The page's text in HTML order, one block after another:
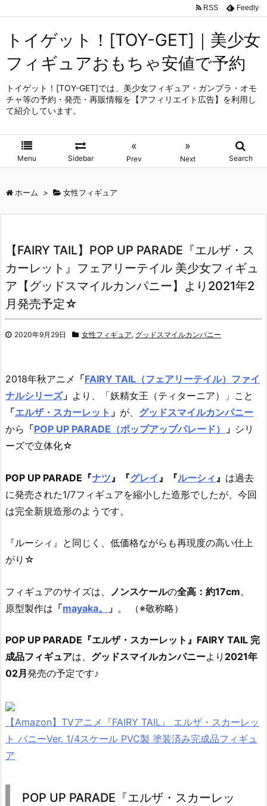
トイゲット！[TOY-GET]｜美少女
フィギュアおもちゃ安値で予約
トイゲット！[TOY-GET]では、美少女フィギュア・ガンプラ・オモ
チャ等の予約・発売・再販情報を【アフィリエイト広告】を利用し
て紹介しています。
Menu Sidebar
«
Prev
»
Next Search
RSS Feedly
ホーム > 女性フィギュア
【FAIRY TAIL】POP UP PARADE『エルザ・ス
カーレット』フェアリーテイル 美少女フィギュ
ア【グッドスマイルカンパニー】より2021年2
月発売予定☆
2020年9月29日 女性フィギュア, グッドスマイルカンパニー
2018年秋アニメ 「FAIRY TAIL（フェアリーテイル）ファイ
ナルシリーズ」 より、
「妖精女王（ティターニア）」こと
「エルザ・スカーレット 」 が、 グッドスマイルカンパニー
から 「POP UP PARADE（ポップアップパレード） 」 シリ
ーズで立体化☆
POP UP PARADE『ナツ 』『グレイ 』『ルーシィ 』 は過去
に発売された1/7フィギュアを縮小した造形でしたが、今回
は完全新規造形のようです。
『ルーシィ』と同じく、低価格ながらも再現度の高い仕上
がり☆
フィギュアのサイズは、 ノンスケールの全高：約17cm。
原型製作は 「mayaka。 」 。 （※敬称略）
POP UP PARADE『エルザ・スカーレット』FAIRY TAIL 完
成品フィギュアは、 グッドスマイルカンパニーより 2021年
02月 発売の予定です♪
【Amazon】TVアニメ『FAIRY TAIL』 エルザ・スカーレッ
ト バニーVer. 1/4スケール PVC製 塗装済み完成品フィギュ
ア
POP UP PARADE『エルザ・スカーレッ